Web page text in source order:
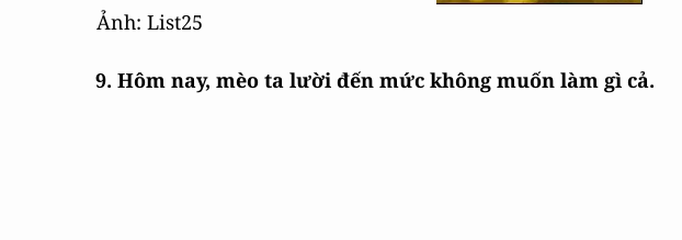
Ảnh: List25
9. Hôm nay, mèo ta lười đến mức không muốn làm gì cả.